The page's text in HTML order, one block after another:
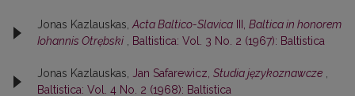
Jonas Kazlauskas,Acta Baltico-Slavica III, Baltica in honorem
Iohannis Otrębski , Baltistica: Vol. 3 No. 2 (1967): Baltistica
Jonas Kazlauskas, Jan Safarewicz, Studia językoznawcze ,
Baltistica: Vol. 4 No. 2 (1968): Baltistica